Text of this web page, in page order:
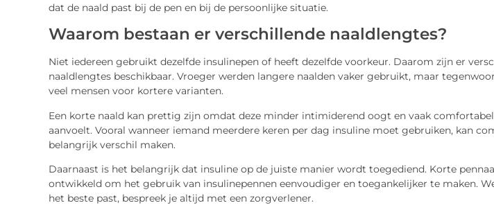
dat de naald past bij de pen en bij de persoonlijke situatie.
Waarom bestaan er verschillende naaldlengtes?
Niet iedereen gebruikt dezelfde insulinepen of heeft dezelfde voorkeur. Daarom zijn er
naaldlengtes beschikbaar. Vroeger werden langere naalden vaker gebruikt, maar
veel mensen voor kortere varianten.
Een korte naald kan prettig zijn omdat deze minder intimiderend oogt en vaak
aanvoelt. Vooral wanneer iemand meerdere keren per dag insuline moet gebruiken, kan
belangrijk verschil maken.
Daarnaast is het belangrijk dat insuline op de juiste manier wordt toegediend. Korte
ontwikkeld om het gebruik van insulinepennen eenvoudiger en toegankelijker te maken.
het beste past, bespreek je altijd met een zorgverlener.